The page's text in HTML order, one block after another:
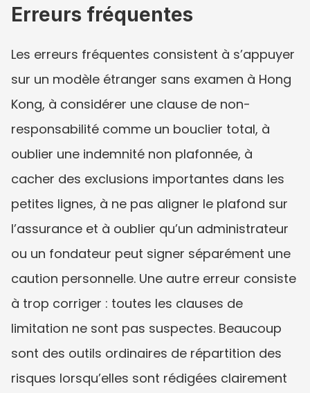
Erreurs fréquentes
Les erreurs fréquentes consistent à s’appuyer
sur un modèle étranger sans examen à Hong
Kong, à considérer une clause de non-
responsabilité comme un bouclier total, à
oublier une indemnité non plafonnée, à
cacher des exclusions importantes dans les
petites lignes, à ne pas aligner le plafond sur
l’assurance et à oublier qu’un administrateur
ou un fondateur peut signer séparément une
caution personnelle. Une autre erreur consiste
à trop corriger : toutes les clauses de
limitation ne sont pas suspectes. Beaucoup
sont des outils ordinaires de répartition des
risques lorsqu’elles sont rédigées clairement